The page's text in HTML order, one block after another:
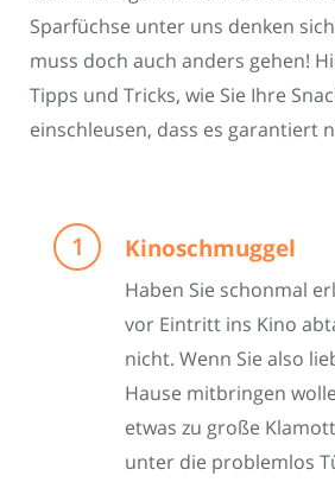
Sparfüchse unter uns denken
muss doch auch anders gehen!
Tipps und Tricks, wie Sie Ihre
einschleusen, dass es garantiert
Kinoschmuggel
Haben Sie schonmal
vor Eintritt ins Kino
nicht. Wenn Sie also
Hause mitbringen
etwas zu große
unter die problemlos